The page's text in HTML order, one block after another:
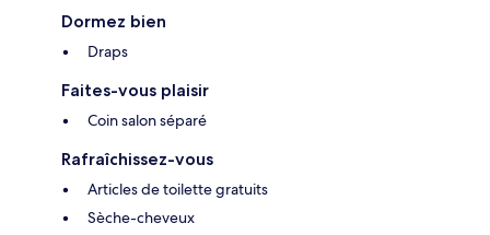
Dormez bien
Draps
Faites-vous plaisir
Coin salon séparé
Rafraîchissez-vous
Articles de toilette gratuits
Sèche-cheveux